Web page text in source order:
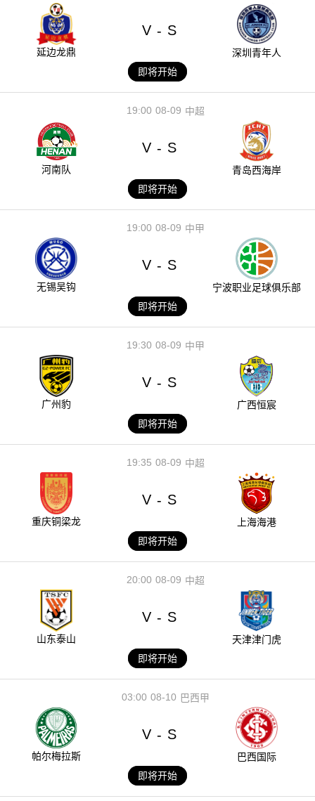
延边龙鼎
V - S
深圳青年人
即将开始
08-09
19:00 中超
河南队
V - S
青岛西海岸
即将开始
08-09
19:00 中甲
无锡吴钩
V - S
宁波职业足球俱乐部
即将开始
08-09
19:30 中甲
广州豹
V - S
广西恒宸
即将开始
08-09
19:35 中超
重庆铜梁龙
V - S
上海海港
即将开始
08-09
20:00 中超
山东泰山
V - S
天津津门虎
即将开始
08-10
03:00 巴西甲
帕尔梅拉斯
V - S
巴西国际
即将开始